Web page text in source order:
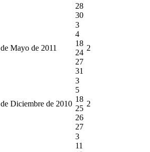
28
30
Mayo de 2011
3
4
18
24
27
31
2
Diciembre de 2010
3
5
18
25
26
27
2
3
11